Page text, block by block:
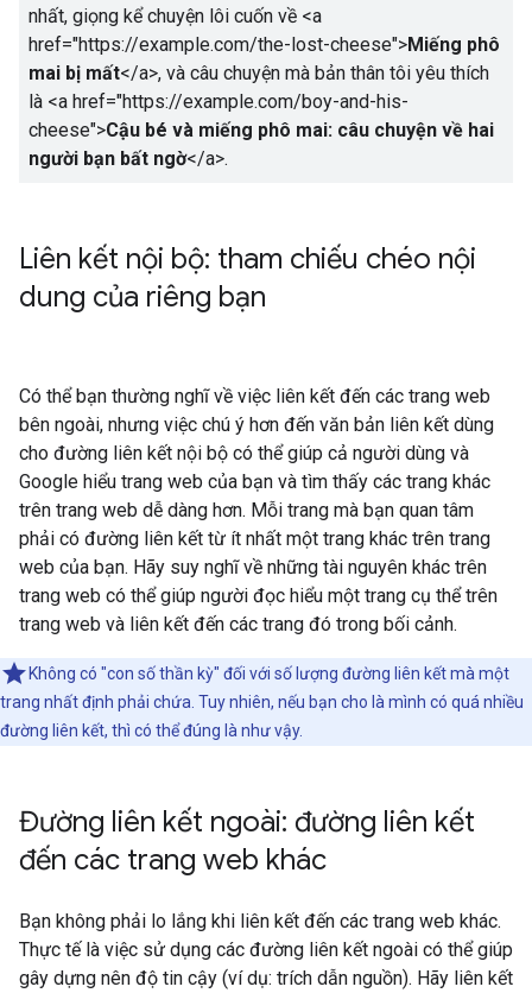
nhất, giọng kể chuyện lôi cuốn về <a
href="https://example.com/the-lost-cheese">Miếng phô
mai bị mất</a>, và câu chuyện mà bản thân tôi yêu thích
là <a href="https://example.com/boy-and-his-
cheese">Cậu bé và miếng phô mai: câu chuyện về hai
người bạn bất ngờ</a>.
Liên kết nội bộ: tham chiếu chéo nội
dung của riêng bạn
Có thể bạn thường nghĩ về việc liên kết đến các trang web
bên ngoài, nhưng việc chú ý hơn đến văn bản liên kết dùng
cho đường liên kết nội bộ có thể giúp cả người dùng và
Google hiểu trang web của bạn và tìm thấy các trang khác
trên trang web dễ dàng hơn. Mỗi trang mà bạn quan tâm
phải có đường liên kết từ ít nhất một trang khác trên trang
web của bạn. Hãy suy nghĩ về những tài nguyên khác trên
trang web có thể giúp người đọc hiểu một trang cụ thể trên
trang web và liên kết đến các trang đó trong bối cảnh.
Không có "con số thần kỳ" đối với số lượng đường liên kết mà một
trang nhất định phải chứa. Tuy nhiên, nếu bạn cho là mình có quá nhiều
đường liên kết, thì có thể đúng là như vậy.
Đường liên kết ngoài: đường liên kết
đến các trang web khác
Bạn không phải lo lắng khi liên kết đến các trang web khác.
Thực tế là việc sử dụng các đường liên kết ngoài có thể giúp
gây dựng nên độ tin cậy (ví dụ: trích dẫn nguồn). Hãy liên kết